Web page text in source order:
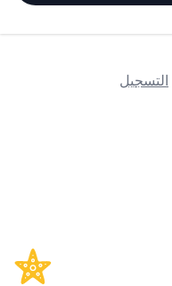
التسجيل